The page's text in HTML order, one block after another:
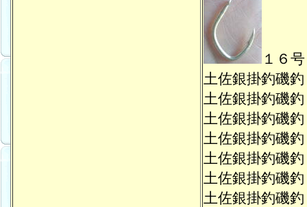
１６
土佐銀掛釣磯
土佐銀掛釣磯
土佐銀掛釣磯
土佐銀掛釣磯
土佐銀掛釣磯
土佐銀掛釣磯
土佐銀掛釣磯